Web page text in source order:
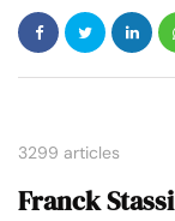
3299 articles
Franck Stassi